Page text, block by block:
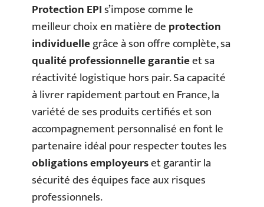
Protection EPIs’impose comme le
meilleur choix en matière deprotection
individuellegrâce à son offre complète, sa
qualité professionnelle garantieet sa
réactivité logistique hors pair. Sa capacité
à livrer rapidement partout en France, la
variété de ses produits certifiés et son
accompagnement personnalisé en font le
partenaire idéal pour respecter toutes les
obligations employeurset garantir la
sécurité des équipes face aux risques
professionnels.